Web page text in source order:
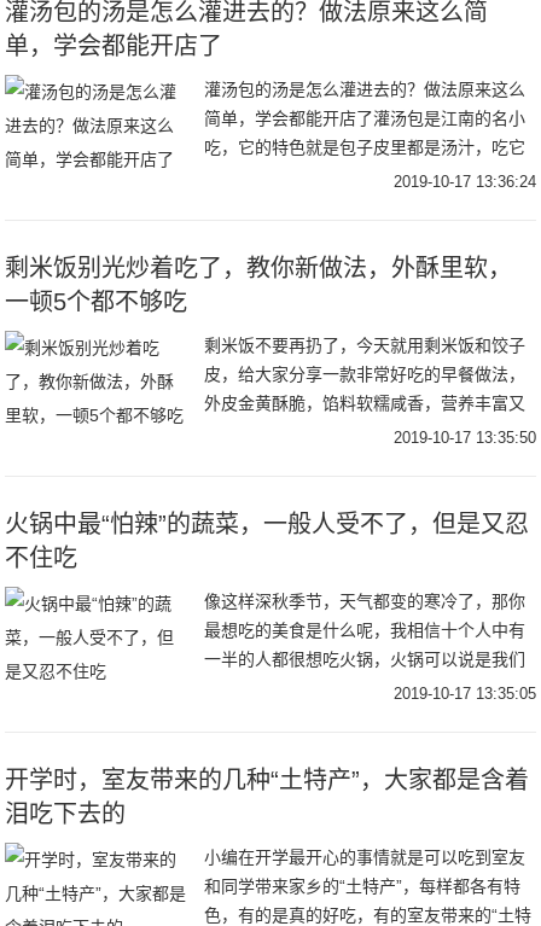
灌汤包的汤是怎么灌进去的？做法原来这么简
单，学会都能开店了
灌汤包的汤是怎么灌进去的？做法原来这么
简单，学会都能开店了灌汤包是江南的名小
吃，它的特色就是包子皮里都是汤汁，吃它
必须先把汤汁喝掉，然后再吃皮和馅。灌汤
2019-10-17 13:36:24
剩米饭别光炒着吃了，教你新做法，外酥里软，
一顿5个都不够吃
剩米饭不要再扔了，今天就用剩米饭和饺子
皮，给大家分享一款非常好吃的早餐做法，
外皮金黄酥脆，馅料软糯咸香，营养丰富又
美味，多做一点放冰箱冷冻，早餐2分钟就搞
2019-10-17 13:35:50
火锅中最“怕辣”的蔬菜，一般人受不了，但是又忍
不住吃
像这样深秋季节，天气都变的寒冷了，那你
最想吃的美食是什么呢，我相信十个人中有
一半的人都很想吃火锅，火锅可以说是我们
非常受欢迎的中国美食了，像是四川，重庆
2019-10-17 13:35:05
开学时，室友带来的几种“土特产”，大家都是含着
泪吃下去的
小编在开学最开心的事情就是可以吃到室友
和同学带来家乡的“土特产”，每样都各有特
色，有的是真的好吃，有的室友带来的“土特